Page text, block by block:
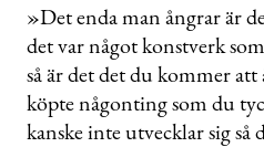
»Det enda man ångrar är
det var något konstverk
så är det det du kommer
köpte någonting som du
kanske inte utvecklar sig så